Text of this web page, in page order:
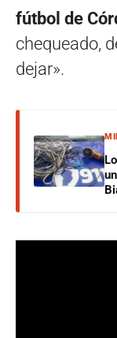
fútbol de
chequeado,
dejar».